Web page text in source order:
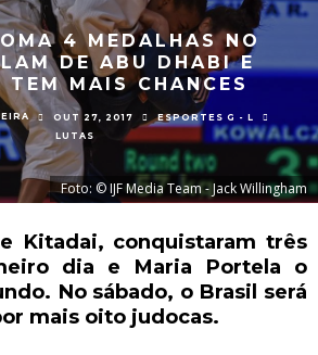
4 MEDALHAS NO
DE ABU DHABI E
TEM MAIS CHANCES
OUT 27, 2017
ESPORTES G - L
LUTAS
Foto: © IJF Media Team - Jack Willingham
Kitadai, conquistaram três
dia e Maria Portela o
No sábado, o Brasil será
mais oito judocas.